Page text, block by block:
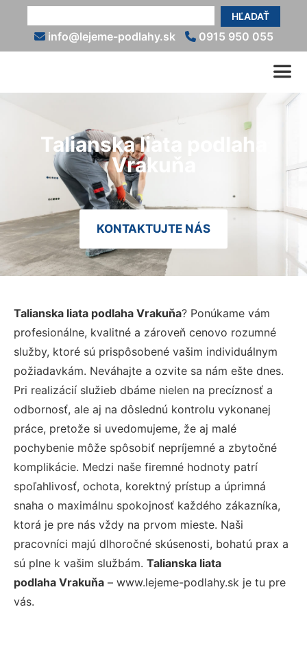
HĽADAŤ
info@lejeme-podlahy.sk 0915 950 055
Talianska liata podlaha
Vrakuňa
KONTAKTUJTE NÁS
Talianska liata podlaha Vrakuňa? Ponúkame vám
profesionálne, kvalitné a zároveň cenovo rozumné
služby, ktoré sú prispôsobené vašim individuálnym
požiadavkám. Neváhajte a ozvite sa nám ešte dnes.
Pri realizácií služieb dbáme nielen na precíznosť a
odbornosť, ale aj na dôslednú kontrolu vykonanej
práce, pretože si uvedomujeme, že aj malé
pochybenie môže spôsobiť nepríjemné a zbytočné
komplikácie. Medzi naše firemné hodnoty patrí
spoľahlivosť, ochota, korektný prístup a úprimná
snaha o maximálnu spokojnosť každého zákazníka,
ktorá je pre nás vždy na prvom mieste. Naši
pracovníci majú dlhoročné skúsenosti, bohatú prax a
sú plne k vašim službám. Talianska liata
podlaha Vrakuňa – www.lejeme-podlahy.sk je tu pre
vás.